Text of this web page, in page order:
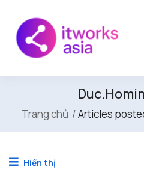
Trang chủ Articles
Hiển thị